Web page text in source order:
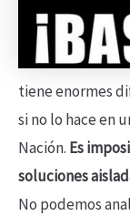
tiene enormes
si no lo hace en
Nación. Es
soluciones
No podemos